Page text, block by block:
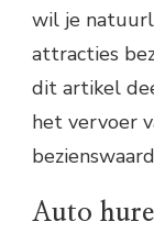
wil je
attracties
dit artikel
het vervoer
Auto